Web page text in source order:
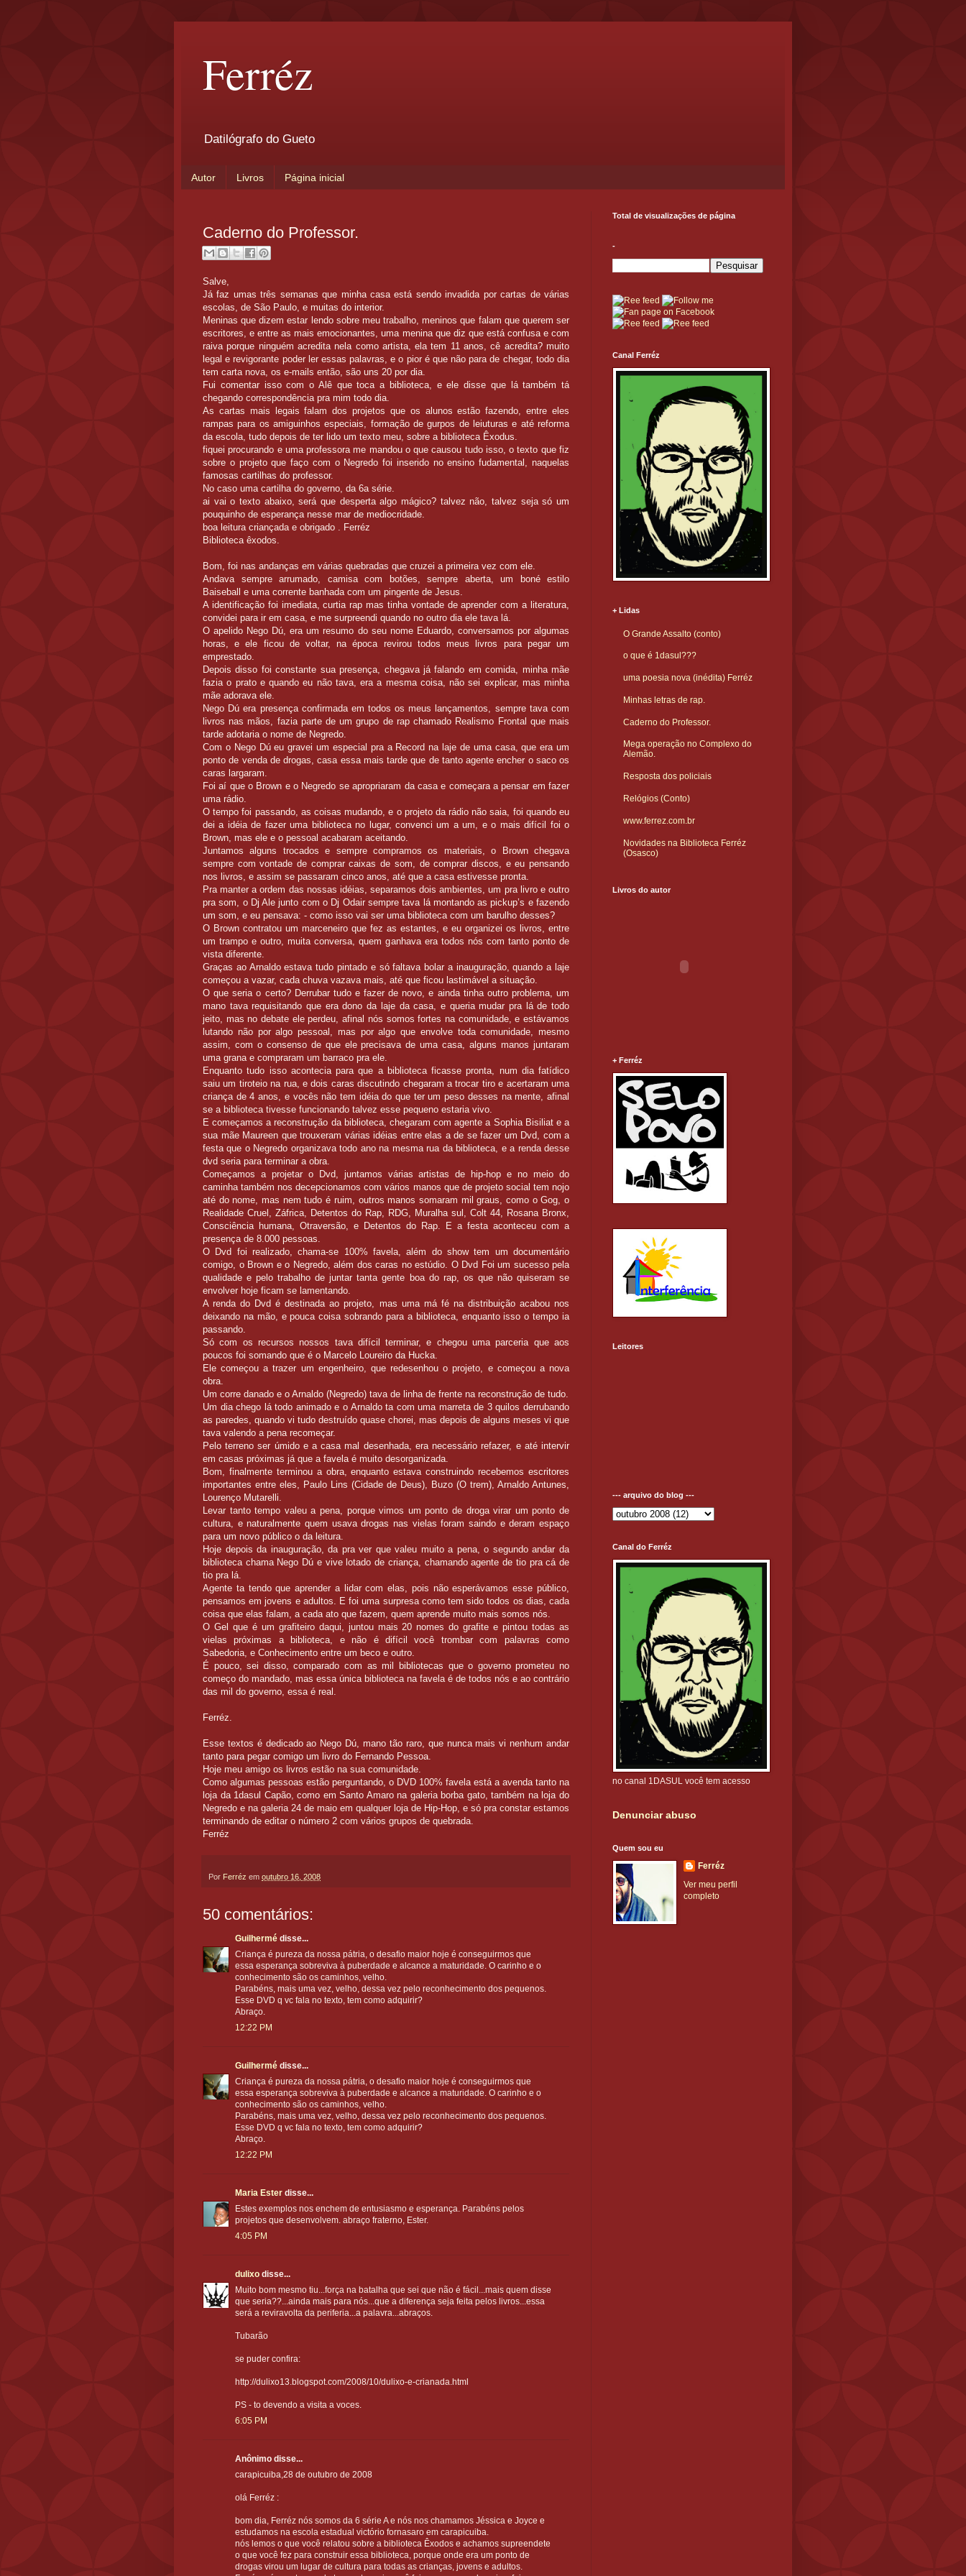
Ferréz
Datilógrafo do Gueto
Autor Livros Página inicial
Caderno do Professor.
Salve,
Já faz umas três semanas que minha casa está sendo invadida por cartas de várias
escolas, de São Paulo, e muitas do interior.
Meninas que dizem estar lendo sobre meu trabalho, meninos que falam que querem ser
escritores, e entre as mais emocionantes, uma menina que diz que está confusa e com
raiva porque ninguém acredita nela como artista, ela tem 11 anos, cê acredita? muito
legal e revigorante poder ler essas palavras, e o pior é que não para de chegar, todo dia
tem carta nova, os e-mails então, são uns 20 por dia.
Fui comentar isso com o Alê que toca a biblioteca, e ele disse que lá também tá
chegando correspondência pra mim todo dia.
As cartas mais legais falam dos projetos que os alunos estão fazendo, entre eles
rampas para os amiguinhos especiais, formação de gurpos de leiuturas e até reforma
da escola, tudo depois de ter lido um texto meu, sobre a biblioteca Êxodus.
fiquei procurando e uma professora me mandou o que causou tudo isso, o texto que fiz
sobre o projeto que faço com o Negredo foi inserido no ensino fudamental, naquelas
famosas cartilhas do professor.
No caso uma cartilha do governo, da 6a série.
ai vai o texto abaixo, será que desperta algo mágico? talvez não, talvez seja só um
pouquinho de esperança nesse mar de mediocridade.
boa leitura criançada e obrigado . Ferréz
Biblioteca êxodos.
Bom, foi nas andanças em várias quebradas que cruzei a primeira vez com ele.
Andava sempre arrumado, camisa com botões, sempre aberta, um boné estilo
Baiseball e uma corrente banhada com um pingente de Jesus.
A identificação foi imediata, curtia rap mas tinha vontade de aprender com a literatura,
convidei para ir em casa, e me surpreendi quando no outro dia ele tava lá.
O apelido Nego Dú, era um resumo do seu nome Eduardo, conversamos por algumas
horas, e ele ficou de voltar, na época revirou todos meus livros para pegar um
emprestado.
Depois disso foi constante sua presença, chegava já falando em comida, minha mãe
fazia o prato e quando eu não tava, era a mesma coisa, não sei explicar, mas minha
mãe adorava ele.
Nego Dú era presença confirmada em todos os meus lançamentos, sempre tava com
livros nas mãos, fazia parte de um grupo de rap chamado Realismo Frontal que mais
tarde adotaria o nome de Negredo.
Com o Nego Dú eu gravei um especial pra a Record na laje de uma casa, que era um
ponto de venda de drogas, casa essa mais tarde que de tanto agente encher o saco os
caras largaram.
Foi aí que o Brown e o Negredo se apropriaram da casa e começara a pensar em fazer
uma rádio.
O tempo foi passando, as coisas mudando, e o projeto da rádio não saia, foi quando eu
dei a idéia de fazer uma biblioteca no lugar, convenci um a um, e o mais difícil foi o
Brown, mas ele e o pessoal acabaram aceitando.
Juntamos alguns trocados e sempre compramos os materiais, o Brown chegava
sempre com vontade de comprar caixas de som, de comprar discos, e eu pensando
nos livros, e assim se passaram cinco anos, até que a casa estivesse pronta.
Pra manter a ordem das nossas idéias, separamos dois ambientes, um pra livro e outro
pra som, o Dj Ale junto com o Dj Odair sempre tava lá montando as pickup’s e fazendo
um som, e eu pensava: - como isso vai ser uma biblioteca com um barulho desses?
O Brown contratou um marceneiro que fez as estantes, e eu organizei os livros, entre
um trampo e outro, muita conversa, quem ganhava era todos nós com tanto ponto de
vista diferente.
Graças ao Arnaldo estava tudo pintado e só faltava bolar a inauguração, quando a laje
começou a vazar, cada chuva vazava mais, até que ficou lastimável a situação.
O que seria o certo? Derrubar tudo e fazer de novo, e ainda tinha outro problema, um
mano tava requisitando que era dono da laje da casa, e queria mudar pra lá de todo
jeito, mas no debate ele perdeu, afinal nós somos fortes na comunidade, e estávamos
lutando não por algo pessoal, mas por algo que envolve toda comunidade, mesmo
assim, com o consenso de que ele precisava de uma casa, alguns manos juntaram
uma grana e compraram um barraco pra ele.
Enquanto tudo isso acontecia para que a biblioteca ficasse pronta, num dia fatídico
saiu um tiroteio na rua, e dois caras discutindo chegaram a trocar tiro e acertaram uma
criança de 4 anos, e vocês não tem idéia do que ter um peso desses na mente, afinal
se a biblioteca tivesse funcionando talvez esse pequeno estaria vivo.
E começamos a reconstrução da biblioteca, chegaram com agente a Sophia Bisiliat e a
sua mãe Maureen que trouxeram várias idéias entre elas a de se fazer um Dvd, com a
festa que o Negredo organizava todo ano na mesma rua da biblioteca, e a renda desse
dvd seria para terminar a obra.
Começamos a projetar o Dvd, juntamos várias artistas de hip-hop e no meio do
caminha também nos decepcionamos com vários manos que de projeto social tem nojo
até do nome, mas nem tudo é ruim, outros manos somaram mil graus, como o Gog, o
Realidade Cruel, Záfrica, Detentos do Rap, RDG, Muralha sul, Colt 44, Rosana Bronx,
Consciência humana, Otraversão, e Detentos do Rap. E a festa aconteceu com a
presença de 8.000 pessoas.
O Dvd foi realizado, chama-se 100% favela, além do show tem um documentário
comigo, o Brown e o Negredo, além dos caras no estúdio. O Dvd Foi um sucesso pela
qualidade e pelo trabalho de juntar tanta gente boa do rap, os que não quiseram se
envolver hoje ficam se lamentando.
A renda do Dvd é destinada ao projeto, mas uma má fé na distribuição acabou nos
deixando na mão, e pouca coisa sobrando para a biblioteca, enquanto isso o tempo ia
passando.
Só com os recursos nossos tava difícil terminar, e chegou uma parceria que aos
poucos foi somando que é o Marcelo Loureiro da Hucka.
Ele começou a trazer um engenheiro, que redesenhou o projeto, e começou a nova
obra.
Um corre danado e o Arnaldo (Negredo) tava de linha de frente na reconstrução de tudo.
Um dia chego lá todo animado e o Arnaldo ta com uma marreta de 3 quilos derrubando
as paredes, quando vi tudo destruído quase chorei, mas depois de alguns meses vi que
tava valendo a pena recomeçar.
Pelo terreno ser úmido e a casa mal desenhada, era necessário refazer, e até intervir
em casas próximas já que a favela é muito desorganizada.
Bom, finalmente terminou a obra, enquanto estava construindo recebemos escritores
importantes entre eles, Paulo Lins (Cidade de Deus), Buzo (O trem), Arnaldo Antunes,
Lourenço Mutarelli.
Levar tanto tempo valeu a pena, porque vimos um ponto de droga virar um ponto de
cultura, e naturalmente quem usava drogas nas vielas foram saindo e deram espaço
para um novo público o da leitura.
Hoje depois da inauguração, da pra ver que valeu muito a pena, o segundo andar da
biblioteca chama Nego Dú e vive lotado de criança, chamando agente de tio pra cá de
tio pra lá.
Agente ta tendo que aprender a lidar com elas, pois não esperávamos esse público,
pensamos em jovens e adultos. E foi uma surpresa como tem sido todos os dias, cada
coisa que elas falam, a cada ato que fazem, quem aprende muito mais somos nós.
O Gel que é um grafiteiro daqui, juntou mais 20 nomes do grafite e pintou todas as
vielas próximas a biblioteca, e não é difícil você trombar com palavras como
Sabedoria, e Conhecimento entre um beco e outro.
É pouco, sei disso, comparado com as mil bibliotecas que o governo prometeu no
começo do mandado, mas essa única biblioteca na favela é de todos nós e ao contrário
das mil do governo, essa é real.
Ferréz.
Esse textos é dedicado ao Nego Dú, mano tão raro, que nunca mais vi nenhum andar
tanto para pegar comigo um livro do Fernando Pessoa.
Hoje meu amigo os livros estão na sua comunidade.
Como algumas pessoas estão perguntando, o DVD 100% favela está a avenda tanto na
loja da 1dasul Capão, como em Santo Amaro na galeria borba gato, também na loja do
Negredo e na galeria 24 de maio em qualquer loja de Hip-Hop, e só pra constar estamos
terminando de editar o número 2 com vários grupos de quebrada.
Ferréz
Por Ferréz em outubro 16, 2008
50 comentários:
Guilhermé disse...
Criança é pureza da nossa pátria, o desafio maior hoje é conseguirmos que
essa esperança sobreviva à puberdade e alcance a maturidade. O carinho e o
conhecimento são os caminhos, velho.
Parabéns, mais uma vez, velho, dessa vez pelo reconhecimento dos pequenos.
Esse DVD q vc fala no texto, tem como adquirir?
Abraço.
12:22 PM
Guilhermé disse...
Criança é pureza da nossa pátria, o desafio maior hoje é conseguirmos que
essa esperança sobreviva à puberdade e alcance a maturidade. O carinho e o
conhecimento são os caminhos, velho.
Parabéns, mais uma vez, velho, dessa vez pelo reconhecimento dos pequenos.
Esse DVD q vc fala no texto, tem como adquirir?
Abraço.
12:22 PM
Maria Ester disse...
Estes exemplos nos enchem de entusiasmo e esperança. Parabéns pelos
projetos que desenvolvem. abraço fraterno, Ester.
4:05 PM
dulixo disse...
Muito bom mesmo tiu...força na batalha que sei que não é fácil...mais quem disse
que seria??...ainda mais para nós...que a diferença seja feita pelos livros...essa
será a reviravolta da periferia...a palavra...abraços.
Tubarão
se puder confira:
http://dulixo13.blogspot.com/2008/10/dulixo-e-crianada.html
PS - to devendo a visita a voces.
6:05 PM
Anônimo disse...
carapicuiba,28 de outubro de 2008
olá Ferréz :
bom dia, Ferréz nós somos da 6 série A e nós nos chamamos Jéssica e Joyce e
estudamos na escola estadual victório fornasaro em carapicuiba.
nós lemos o que você relatou sobre a biblioteca Êxodos e achamos supreendete
o que você fez para construir essa biblioteca, porque onde era um ponto de
drogas virou um lugar de cultura para todas as crianças, jovens e adultos.
Total de visualizações de página
-
Canal Ferréz
+ Lidas
O Grande Assalto (conto)
o que é 1dasul???
uma poesia nova (inédita) Ferréz
Minhas letras de rap.
Caderno do Professor.
Mega operação no Complexo do
Alemão.
Resposta dos policiais
Relógios (Conto)
www.ferrez.com.br
Novidades na Biblioteca Ferréz
(Osasco)
Livros do autor
+ Ferréz
Leitores
--- arquivo do blog ---
Canal do Ferréz
no canal 1DASUL você tem acesso
Denunciar abuso
Quem sou eu
Ferréz
Ver meu perfil
completo